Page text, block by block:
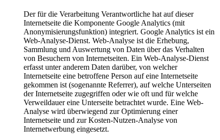
Der für die Verarbeitung Verantwortliche hat auf dieser
Internetseite die Komponente Google Analytics (mit
Anonymisierungsfunktion) integriert. Google Analytics ist ein
Web-Analyse-Dienst. Web-Analyse ist die Erhebung,
Sammlung und Auswertung von Daten über das Verhalten
von Besuchern von Internetseiten. Ein Web-Analyse-Dienst
erfasst unter anderem Daten darüber, von welcher
Internetseite eine betroffene Person auf eine Internetseite
gekommen ist (sogenannte Referrer), auf welche Unterseiten
der Internetseite zugegriffen oder wie oft und für welche
Verweildauer eine Unterseite betrachtet wurde. Eine Web-
Analyse wird überwiegend zur Optimierung einer
Internetseite und zur Kosten-Nutzen-Analyse von
Internetwerbung eingesetzt.